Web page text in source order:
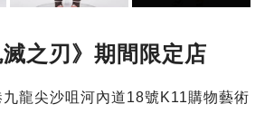
之刃》期間限定店
龍尖沙咀河內道18號K11購物藝術